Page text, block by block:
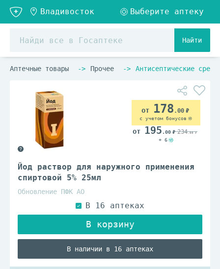
Найти
Аптечные товары Прочее Антисептические
Йод раствор для наружного применения
спиртовой 5% 25мл
Обновление ПФК АО
В наличии в 16 аптеках
178 .00
с учетом бонусов
195 .00 234.00
+ 6